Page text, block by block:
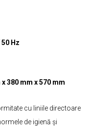
Hz
380 mm x 570 mm
cu liniile directoare
de igienă și